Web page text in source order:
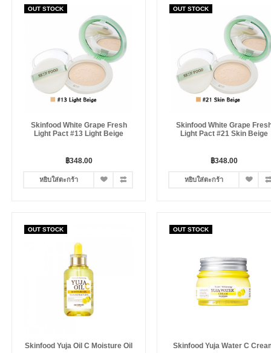
OUT STOCK
Skinfood White Grape Fresh
Light Pact #13 Light Beige
฿348.00
หยิบใส่ตะกร้า
OUT STOCK
Skinfood White Grape
Light Pact #21 Skin Beige
฿348.00
หยิบใส่ตะกร้า
OUT STOCK
Skinfood Yuja Oil C Moisture Oil
OUT STOCK
Skinfood Yuja Water C